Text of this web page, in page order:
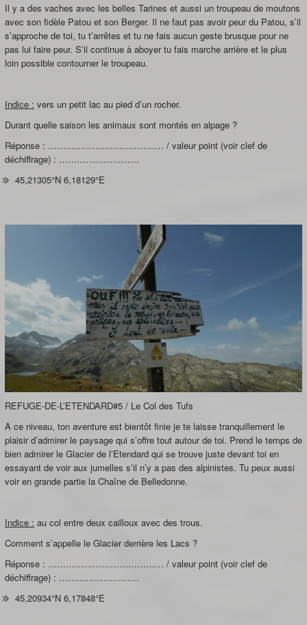
Il y a des vaches avec les belles Tarines et aussi un troupeau de moutons
avec son fidèle Patou et son Berger. Il ne faut pas avoir peur du Patou, s’il
s’approche de toi, tu t’arrêtes et tu ne fais aucun geste brusque pour ne
pas lui faire peur. S’il continue à aboyer tu fais marche arrière et le plus
loin possible contourner le troupeau.
Indice : vers un petit lac au pied d’un rocher.
Durant quelle saison les animaux sont montés en alpage ?
Réponse : ………………………………… / valeur point (voir clef de
déchiffrage) : ………………………
45,21305°N 6,18129°E
REFUGE-DE-L’ETENDARD#5 / Le Col des Tufs
A ce niveau, ton aventure est bientôt finie je te laisse tranquillement le
plaisir d’admirer le paysage qui s’offre tout autour de toi. Prend le temps de
bien admirer le Glacier de l’Etendard qui se trouve juste devant toi en
essayant de voir aux jumelles s’il n’y a pas des alpinistes. Tu peux aussi
voir en grande partie la Chaîne de Belledonne.
Indice : au col entre deux cailloux avec des trous.
Comment s’appelle le Glacier derrière les Lacs ?
Réponse : ………………………………… / valeur point (voir clef de
déchiffrage) : ………………………
45,20934°N 6,17848°E